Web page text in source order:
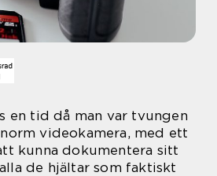
en tid då man var tvungen
videokamera, med ett
kunna dokumentera sitt
de hjältar som faktiskt